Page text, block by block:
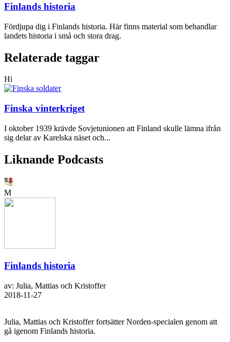
Finlands historia
Fördjupa dig i Finlands historia. Här finns material som behandlar
landets historia i små och stora drag.
Relaterade taggar
Hi
Finska vinterkriget
I oktober 1939 krävde Sovjetunionen att Finland skulle lämna ifrån
sig delar av Karelska näset och...
Liknande Podcasts
M
Finlands historia
av: Julia, Mattias och Kristoffer
2018-11-27
Julia, Mattias och Kristoffer fortsätter Norden-specialen genom att
gå igenom Finlands historia.